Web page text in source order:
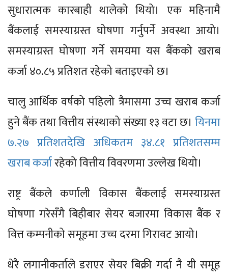
सुधारात्मक कारबाही थालेको थियो। एक महिनामै
बैंकलाई समस्याग्रस्त घोषणा गर्नुपर्ने अवस्था आयो।
समस्याग्रस्त घोषणा गर्ने समयमा यस बैंकको खराब
कर्जा ४०.८५ प्रतिशत रहेको बताइएको छ।
चालु आर्थिक वर्षको पहिलो त्रैमासमा उच्च खराब कर्जा
हुने बैंक तथा वित्तीय संस्थाको संख्या १३ वटा छ। यिनमा
७.२७ प्रतिशतदेखि अधिकतम ३४.८१ प्रतिशतसम्म
खराब कर्जारहेको वित्तीय विवरणमा उल्लेख थियो।
राष्ट्र बैंकले कर्णाली विकास बैंकलाई समस्याग्रस्त
घोषणा गरेसँगै बिहीबार सेयर बजारमा विकास बैंक र
वित्त कम्पनीको समूहमा उच्च दरमा गिरावट आयो।
धेरै लगानीकर्ताले डराएर सेयर बिक्री गर्दा नै यी समूह